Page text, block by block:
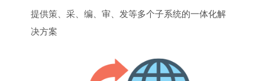
提供策、采、编、审、发等多个子系统的一体化解
决方案